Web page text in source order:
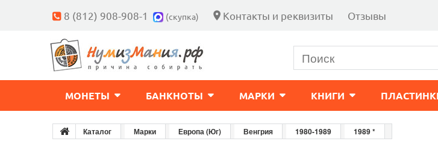
8 (812) 908-908-1 (скупка) Контакты и реквизиты Отзывы
МОНЕТЫ БАНКНОТЫ МАРКИ КНИГИ
Каталог Марки Европа (Юг) Венгрия 1980-1989 1989 *